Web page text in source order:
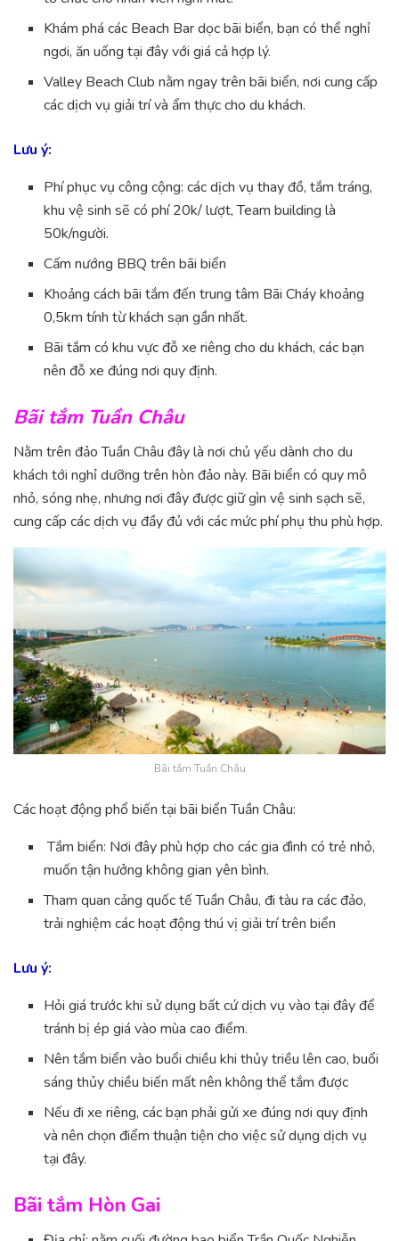
Khám phá các Beach Bar dọc bãi biển, bạn có thể nghỉ
ngơi, ăn uống tại đây với giá cả hợp lý.
Valley Beach Club nằm ngay trên bãi biển, nơi cung cấp
các dịch vụ giải trí và ẩm thực cho du khách.
Lưu ý:
Phí phục vụ công cộng: các dịch vụ thay đồ, tắm tráng,
khu vệ sinh sẽ có phí 20k/ lượt, Team building là
50k/người.
Cấm nướng BBQ trên bãi biển
Khoảng cách bãi tắm đến trung tâm Bãi Cháy khoảng
0,5km tính từ khách sạn gần nhất.
Bãi tắm có khu vực đỗ xe riêng cho du khách, các bạn
nên đỗ xe đúng nơi quy định.
Bãi tắm Tuần Châu
Nằm trên đảo Tuần Châu đây là nơi chủ yếu dành cho du
khách tới nghỉ dưỡng trên hòn đảo này. Bãi biển có quy mô
nhỏ, sóng nhẹ, nhưng nơi đây được giữ gìn vệ sinh sạch sẽ,
cung cấp các dịch vụ đầy đủ với các mức phí phụ thu phù hợp.
Bãi tắm Tuần Châu
Các hoạt động phổ biến tại bãi biển Tuần Châu:
Tắm biển: Nơi đây phù hợp cho các gia đình có trẻ nhỏ,
muốn tận hưởng không gian yên bình.
Tham quan cảng quốc tế Tuần Châu, đi tàu ra các đảo,
trải nghiệm các hoạt động thú vị giải trí trên biển
Lưu ý:
Hỏi giá trước khi sử dụng bất cứ dịch vụ vào tại đây để
tránh bị ép giá vào mùa cao điểm.
Nên tắm biển vào buổi chiều khi thủy triều lên cao, buổi
sáng thủy chiều biến mất nên không thể tắm được
Nếu đi xe riêng, các bạn phải gửi xe đúng nơi quy định
và nên chọn điểm thuận tiện cho việc sử dụng dịch vụ
tại đây.
Bãi tắm Hòn Gai